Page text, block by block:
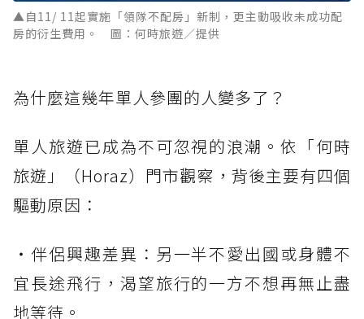
▲自11/ 11起實施「領隊不配房」新制，更主動吸收未成功配
房的衍生費用。 圖：何時旅遊／提供
為什麼這幾年單人參團的人變多了？
單人旅遊已成為不可忽視的浪潮。依「何時
旅遊」（Horaz）門市觀察，背後主要有四個
驅動原因：
・伴侶興趣差異：另一半不愛出國或身體不
宜長途飛行，渴望旅行的一方不想再無止盡
地等待。